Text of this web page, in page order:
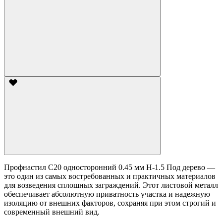
Профнастил С20 односторонний 0.45 мм H-1.5 Под дерево —
это один из самых востребованных и практичных материалов
для возведения сплошных заграждений. Этот листовой металл
обеспечивает абсолютную приватность участка и надежную
изоляцию от внешних факторов, сохраняя при этом строгий и
современный внешний вид.